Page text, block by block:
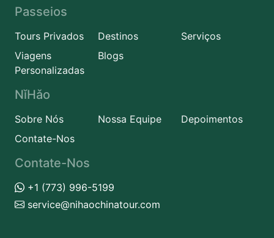
Passeios
Tours Privados Destinos
Serviços
Viagens
Personalizadas
Blogs
NǐHǎo
Sobre Nós Nossa Equipe
Depoimentos
Contate-Nos
Contate-Nos
+1 (773) 996-5199
service@nihaochinatour.com